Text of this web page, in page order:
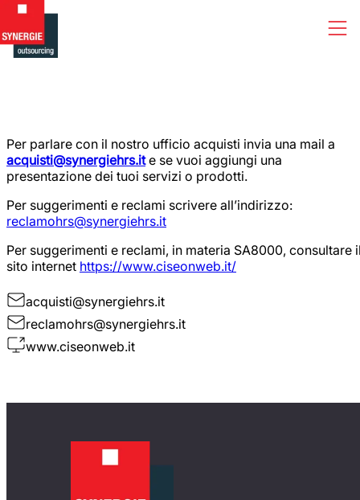
Per parlare con il nostro ufficio acquisti invia una mail a
acquisti@synergiehrs.ite se vuoi aggiungi una
presentazione dei tuoi servizi o prodotti.
Per suggerimenti e reclami scrivere all’indirizzo:
reclamohrs@synergiehrs.it
Per suggerimenti e reclami, in materia SA8000, consultare
sito internet https://www.ciseonweb.it/
acquisti@synergiehrs.it
reclamohrs@synergiehrs.it
www.ciseonweb.it